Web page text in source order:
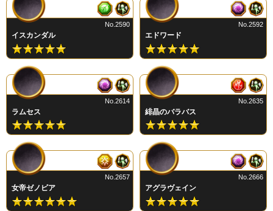
イスカンダル
No.2590
エドワード
No.2592
ラムセス
No.2614
緋晶のバラバス
No.2635
女帝ゼノビア
No.2657
アグラヴェイン
No.2666